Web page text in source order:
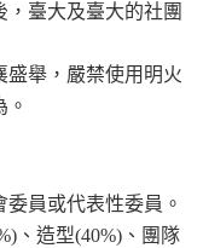
臺大及臺大的社團
盛舉，嚴禁使用明火
委員或代表性委員。
、造型(40%) 、團隊